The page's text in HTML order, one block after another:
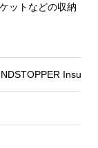
ットなどの収納